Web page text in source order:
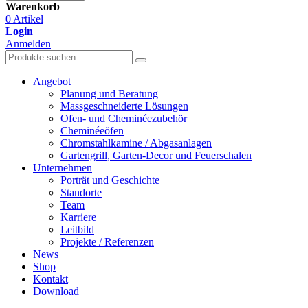
Warenkorb
0 Artikel
Login
Anmelden
Angebot
Planung und Beratung
Massgeschneiderte Lösungen
Ofen- und Cheminéezubehör
Cheminéeöfen
Chromstahlkamine / Abgasanlagen
Gartengrill, Garten-Decor und Feuerschalen
Unternehmen
Porträt und Geschichte
Standorte
Team
Karriere
Leitbild
Projekte / Referenzen
News
Shop
Kontakt
Download